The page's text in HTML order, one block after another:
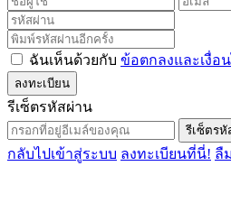
ฉันเห็นด้วยกับ ข้อตกลงและเงื่อ
ลงทะเบียน
รีเซ็ตรหัสผ่าน
รีเซ็ตรหั
กลับไปเข้าสู่ระบบ ลงทะเบียนที่นี่! ลื